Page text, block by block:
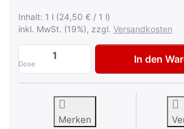
Inhalt: 1 l (24,50 € / 1 l)
inkl. MwSt. (19%), zzgl. Versandkosten
Dose
AVO 1K PVC
In den
Merken